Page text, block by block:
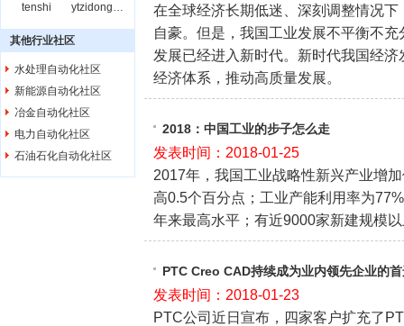
tenshi ytzidonghua
其他行业社区
水处理自动化社区
新能源自动化社区
冶金自动化社区
电力自动化社区
石油石化自动化社区
在全球经济长期低迷、深刻调整情况
自豪。但是，我国工业发展不平衡不
发展已经进入新时代。新时代我国经
经济体系，推动高质量发展。
2018：中国工业的步子怎么走
发表时间：2018-01-25
2017年，我国工业战略性新兴产业增
高0.5个百分点；工业产能利用率为
年来最高水平；有近9000家新建规模
PTC Creo CAD持续成为业内领先企业的
发表时间：2018-01-23
PTC公司近日宣布，四家客户扩充了